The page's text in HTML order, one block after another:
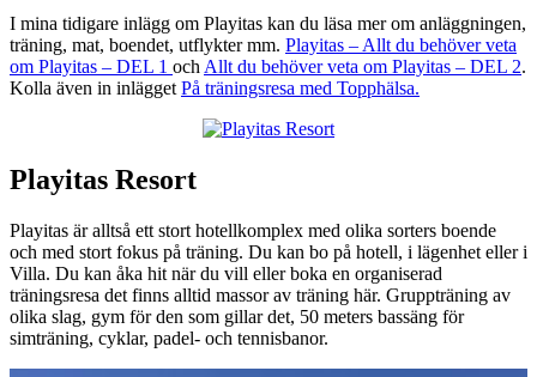
I mina tidigare inlägg om Playitas kan du läsa mer om anläggningen,
träning, mat, boendet, utflykter mm. Playitas – Allt du behöver veta
om Playitas – DEL 1 och Allt du behöver veta om Playitas – DEL 2.
Kolla även in inlägget På träningsresa med Topphälsa.
Playitas Resort
Playitas är alltså ett stort hotellkomplex med olika sorters boende
och med stort fokus på träning. Du kan bo på hotell, i lägenhet eller i
Villa. Du kan åka hit när du vill eller boka en organiserad
träningsresa det finns alltid massor av träning här. Gruppträning av
olika slag, gym för den som gillar det, 50 meters bassäng för
simträning, cyklar, padel- och tennisbanor.